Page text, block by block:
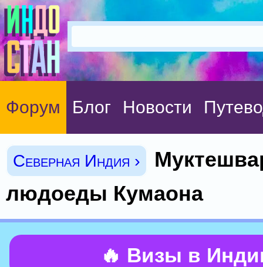
Форум Блог Новости
Северная Индия ›
людоеды Кумаона
🔥 Визы в